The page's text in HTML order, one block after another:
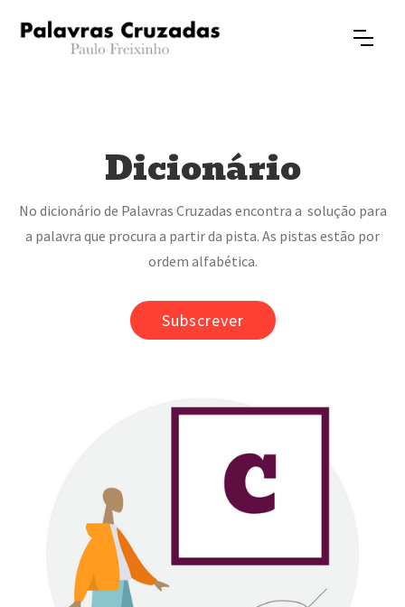
Dicionário
No dicionário de Palavras Cruzadas encontra a solução para
a palavra que procura a partir da pista. As pistas estão por
ordem alfabética.
Subscrever